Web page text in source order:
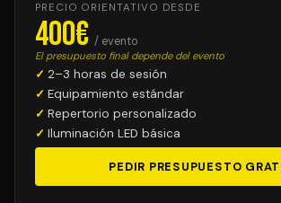
PRECIO ORIENTATIVO DESDE
400€ / evento
El presupuesto final depende del evento
2–3 horas de sesión
Equipamiento estándar
Repertorio personalizado
Iluminación LED básica
PEDIR PRESUPUESTO